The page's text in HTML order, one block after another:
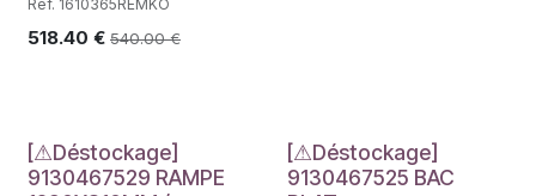
Réf. 1610365REMKO
518.40 € 540.00€
Déstockage
[⚠Déstockage]
9130467529 RAMPE
Déstockage
[⚠Déstockage]
9130467525 BAC